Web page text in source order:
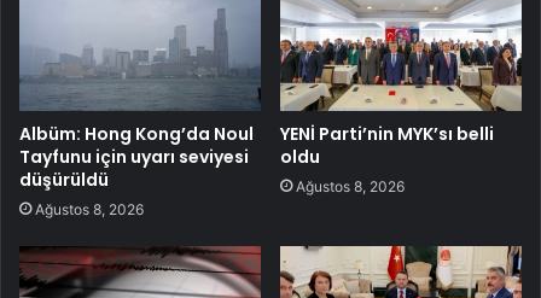
Albüm: Hong Kong’da Noul
Tayfunu için uyarı seviyesi
düşürüldü
Ağustos 8, 2026
YENİ Parti’nin MYK’sı belli
oldu
Ağustos 8, 2026